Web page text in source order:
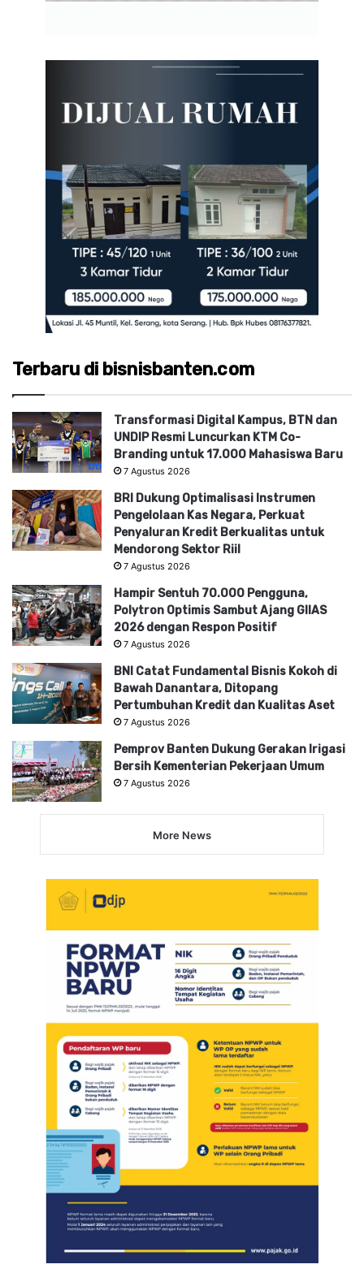
Terbaru di bisnisbanten.com
Transformasi Digital Kampus, BTN dan
UNDIP Resmi Luncurkan KTM Co-
Branding untuk 17.000 Mahasiswa Baru
7 Agustus 2026
BRI Dukung Optimalisasi Instrumen
Pengelolaan Kas Negara, Perkuat
Penyaluran Kredit Berkualitas untuk
Mendorong Sektor Riil
7 Agustus 2026
Hampir Sentuh 70.000 Pengguna,
Polytron Optimis Sambut Ajang GIIAS
2026 dengan Respon Positif
7 Agustus 2026
BNI Catat Fundamental Bisnis Kokoh di
Bawah Danantara, Ditopang
Pertumbuhan Kredit dan Kualitas Aset
7 Agustus 2026
Pemprov Banten Dukung Gerakan Irigasi
Bersih Kementerian Pekerjaan Umum
7 Agustus 2026
More News